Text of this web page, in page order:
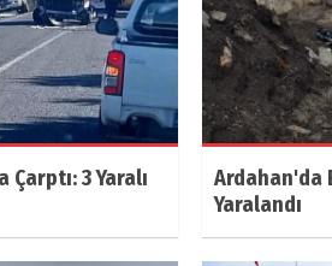
3 Yaralı
Ardahan'da
Yaralandı